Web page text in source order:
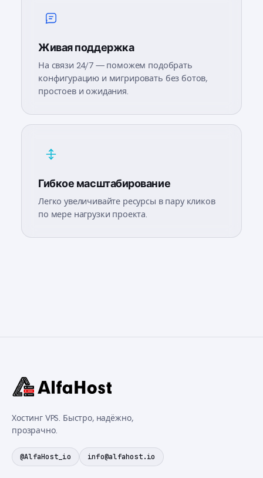
Живая поддержка
На связи 24/7 — поможем подобрать
конфигурацию и мигрировать без ботов,
простоев и ожидания.
Гибкое масштабирование
Легко увеличивайте ресурсы в пару кликов
по мере нагрузки проекта.
Хостинг VPS. Быстро, надёжно,
прозрачно.
@AlfaHost_io info@alfahost.io